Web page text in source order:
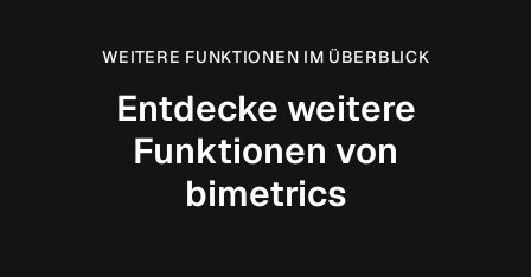
WEITERE FUNKTIONEN IM ÜBERBLICK
Entdecke weitere
Funktionen von
bimetrics